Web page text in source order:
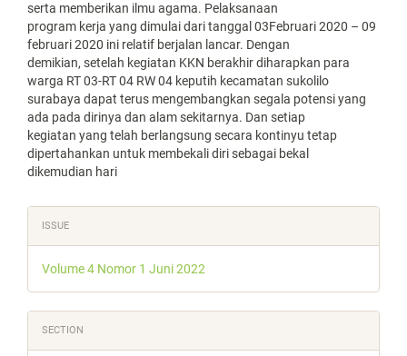
serta memberikan ilmu agama. Pelaksanaan
program kerja yang dimulai dari tanggal 03Februari 2020 – 09
februari 2020 ini relatif berjalan lancar. Dengan
demikian, setelah kegiatan KKN berakhir diharapkan para
warga RT 03-RT 04 RW 04 keputih kecamatan sukolilo
surabaya dapat terus mengembangkan segala potensi yang
ada pada dirinya dan alam sekitarnya. Dan setiap
kegiatan yang telah berlangsung secara kontinyu tetap
dipertahankan untuk membekali diri sebagai bekal
dikemudian hari
Article
Details
ISSUE
Volume 4 Nomor 1 Juni 2022
SECTION